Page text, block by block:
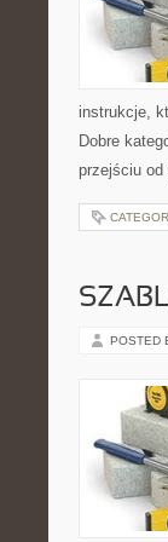
instrukcje,
Dobre
przejściu
POSTED